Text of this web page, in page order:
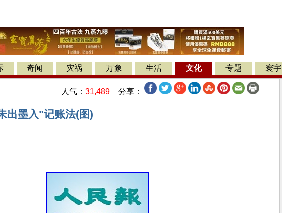
奇闻 灾祸 万象 生活 文化 专题 寰宇
人气： 31,489 分享：
出墨入"记账法(图)